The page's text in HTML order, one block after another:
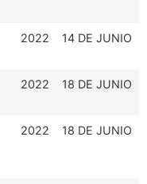
2022 14 DE JUNIO
2022 18 DE JUNIO
2022 18 DE JUNIO